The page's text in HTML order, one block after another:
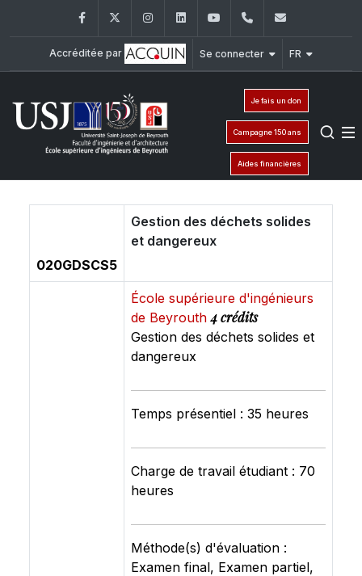
FacebookTwitter InstagramLinkedInYouTube+961 (1) 421 317
Accréditée par Se connecter FR
Je fais un don
Campagne 150 ans
Aides financières
020GDSCS5
Gestion des déchets solides
et dangereux
École supérieure d'ingénieurs
de Beyrouth4 crédits
Gestion des déchets solides et
dangereux
Temps présentiel : 35 heures
Charge de travail étudiant : 70
heures
Méthode(s) d'évaluation :
Examen final, Examen partiel,